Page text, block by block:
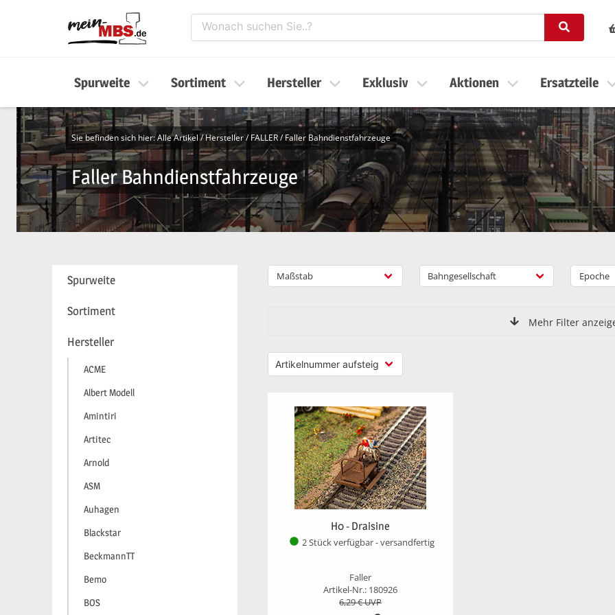
Spurweite Sortiment Hersteller Exklusiv Aktionen Ersatzteile
Sie befinden sich hier:Alle Artikel/Hersteller/FALLER/Faller Bahndienstfahrzeuge
Faller Bahndienstfahrzeuge
Spurweite
Sortiment
Hersteller
ACME
Albert Modell
Amintiri
Artitec
Arnold
ASM
Auhagen
Blackstar
BeckmannTT
Bemo
BOS
Maßstab Bahngesellschaft Epoche
Mehr Filter
H0 - Draisine
2 Stück verfügbar - versandfertig
Faller
Artikel-Nr.: 180926
6,29€ UVP